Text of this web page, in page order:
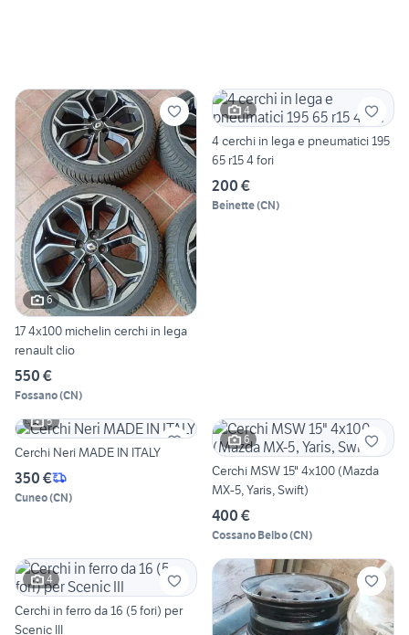
6
17 4x100 michelin cerchi in lega
renault clio
550 €
Fossano(CN)
4
4 cerchi in lega e pneumatici 195
65 r15 4 fori
200 €
Beinette(CN)
5
Cerchi Neri MADE IN ITALY
350 €
Cuneo(CN)
6
Cerchi MSW 15" 4x100 (Mazda
MX-5, Yaris, Swift)
400 €
Cossano Belbo(CN)
4
Cerchi in ferro da 16 (5 fori) per
Scenic III